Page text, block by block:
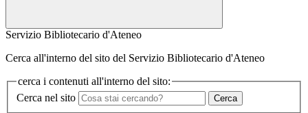
Servizio Bibliotecario d'Ateneo
Cerca all'interno del sito del Servizio Bibliotecario d'Ateneo
cerca i contenuti all'interno del sito:
Cerca nel sito
Cerca